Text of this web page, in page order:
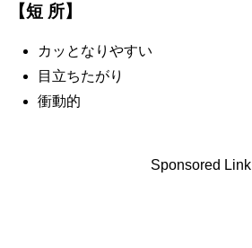
【短 所】
カッとなりやすい
目立ちたがり
衝動的
Sponsored Link